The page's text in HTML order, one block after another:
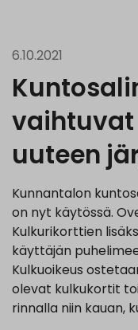
6.10.2021
uuteen
Kunnantalon
on nyt käytössä.
Kulkurikorttien
käyttäjän
Kulkuoikeus
olevat kulkukortit
rinnalla niin kauan,